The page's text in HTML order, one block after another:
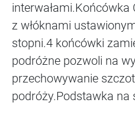
interwałami.Końcówka
z włóknami
stopni.4 końcówki
podróżne pozwoli na
przechowywanie
podróży.Podstawka na